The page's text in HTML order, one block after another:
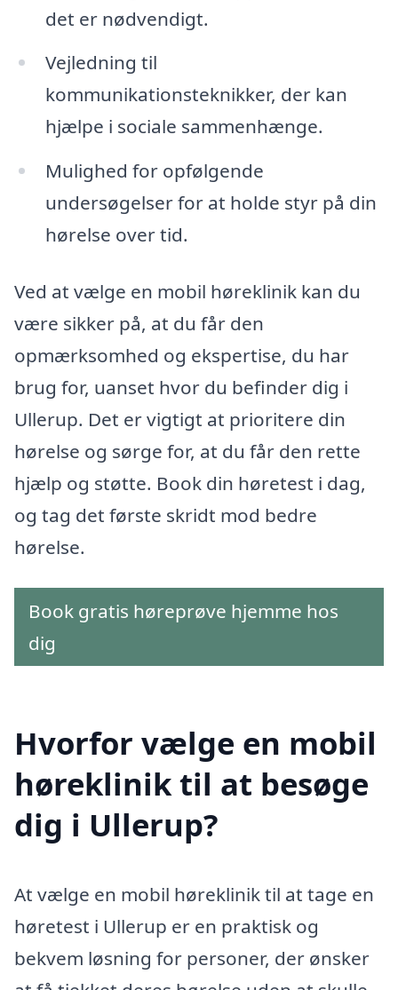
det er nødvendigt.
Vejledning til
kommunikationsteknikker, der kan
hjælpe i sociale sammenhænge.
Mulighed for opfølgende
undersøgelser for at holde styr på din
hørelse over tid.
Ved at vælge en mobil høreklinik kan du
være sikker på, at du får den
opmærksomhed og ekspertise, du har
brug for, uanset hvor du befinder dig i
Ullerup. Det er vigtigt at prioritere din
hørelse og sørge for, at du får den rette
hjælp og støtte. Book din høretest i dag,
og tag det første skridt mod bedre
hørelse.
Book gratis høreprøve hjemme hos
dig
Hvorfor vælge en mobil
høreklinik til at besøge
dig i Ullerup?
At vælge en mobil høreklinik til at tage en
høretest i Ullerup er en praktisk og
bekvem løsning for personer, der ønsker